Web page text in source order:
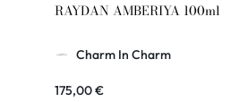
RAYDAN AMBERIYA 100ml
Charm In Charm
175,00€